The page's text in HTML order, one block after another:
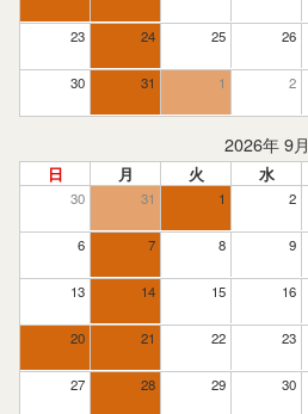
23 24 25 26
30 31 1 2
2026年 9月
日 月 火 水
30 31 1 2
6 7 8 9
13 14 15 16
20 21 22 23
27 28 29 30